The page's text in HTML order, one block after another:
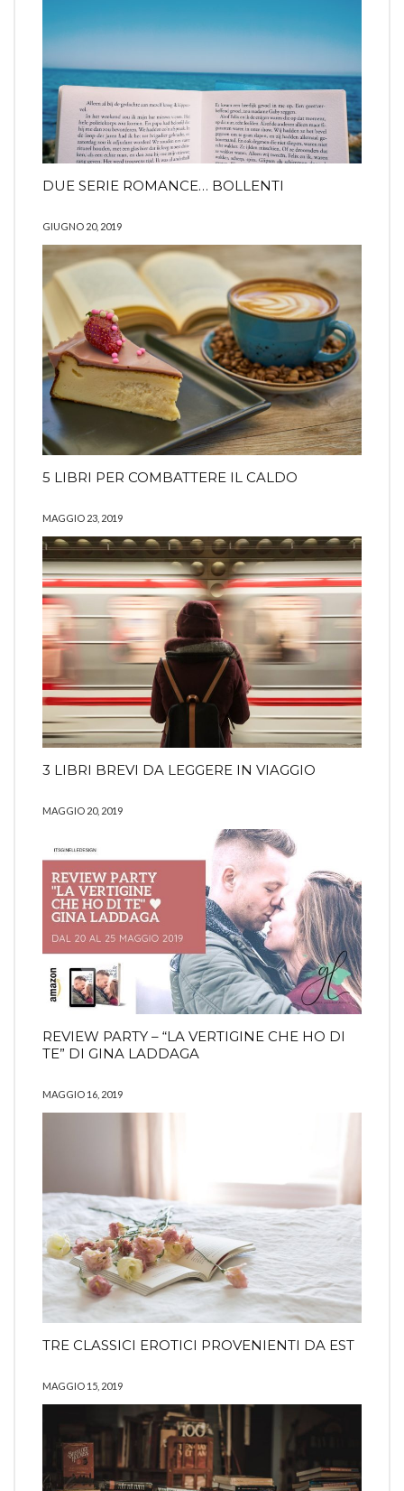
DUE SERIE ROMANCE… BOLLENTI
GIUGNO 20, 2019
5 LIBRI PER COMBATTERE IL CALDO
MAGGIO 23, 2019
3 LIBRI BREVI DA LEGGERE IN VIAGGIO
MAGGIO 20, 2019
REVIEW PARTY – “LA VERTIGINE CHE HO DI
TE” DI GINA LADDAGA
MAGGIO 16, 2019
TRE CLASSICI EROTICI PROVENIENTI DA EST
MAGGIO 15, 2019